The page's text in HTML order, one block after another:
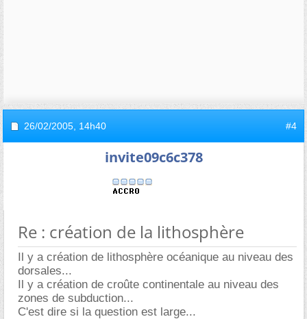
26/02/2005, 14h40 #4
invite09c6c378
Re : création de la lithosphère
Il y a création de lithosphère océanique au niveau des
dorsales...
Il y a création de croûte continentale au niveau des
zones de subduction...
C'est dire si la question est large...